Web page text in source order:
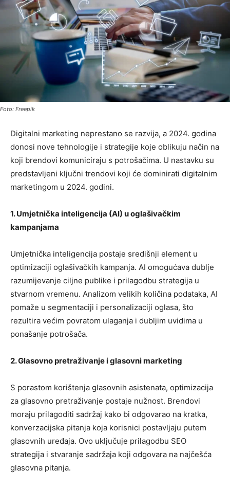
Foto: Freepik
Digitalni marketing neprestano se razvija, a 2024. godina
donosi nove tehnologije i strategije koje oblikuju način na
koji brendovi komuniciraju s potrošačima. U nastavku su
predstavljeni ključni trendovi koji će dominirati digitalnim
marketingom u 2024. godini.
1. Umjetnička inteligencija (AI) u oglašivačkim
kampanjama
Umjetnička inteligencija postaje središnji element u
optimizaciji oglašivačkih kampanja. AI omogućava dublje
razumijevanje ciljne publike i prilagodbu strategija u
stvarnom vremenu. Analizom velikih količina podataka, AI
pomaže u segmentaciji i personalizaciji oglasa, što
rezultira većim povratom ulaganja i dubljim uvidima u
ponašanje potrošača.
2. Glasovno pretraživanje i glasovni marketing
S porastom korištenja glasovnih asistenata, optimizacija
za glasovno pretraživanje postaje nužnost. Brendovi
moraju prilagoditi sadržaj kako bi odgovarao na kratka,
konverzacijska pitanja koja korisnici postavljaju putem
glasovnih uređaja. Ovo uključuje prilagodbu SEO
strategija i stvaranje sadržaja koji odgovara na najčešća
glasovna pitanja.